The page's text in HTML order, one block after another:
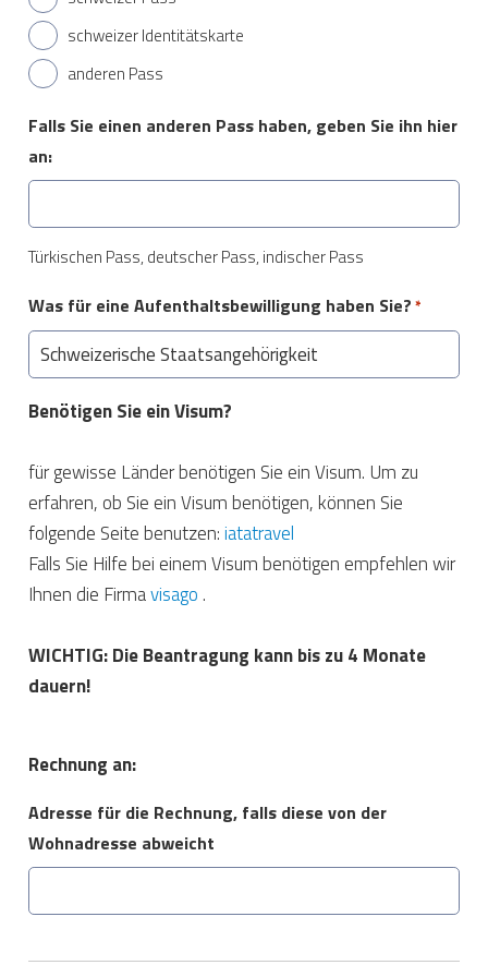
schweizer Identitätskarte
anderen Pass
Falls Sie einen anderen Pass haben, geben Sie ihn hier
an:
Türkischen Pass, deutscher Pass, indischer Pass
Was für eine Aufenthaltsbewilligung haben Sie? *
Benötigen Sie ein Visum?
für gewisse Länder benötigen Sie ein Visum. Um zu
erfahren, ob Sie ein Visum benötigen, können Sie
folgende Seite benutzen:iatatravel
Falls Sie Hilfe bei einem Visum benötigen empfehlen wir
Ihnen die Firmavisago .
WICHTIG: Die Beantragung kann bis zu 4 Monate
dauern!
Rechnung an:
Adresse für die Rechnung, falls diese von der
Wohnadresse abweicht